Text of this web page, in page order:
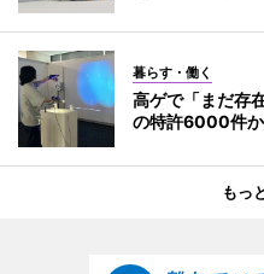
暮らす・働く
高ゲで「まだ存
の特許6000件
もっ